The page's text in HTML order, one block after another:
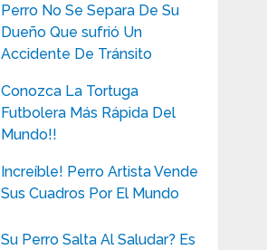
Perro No Se Separa De Su
Dueño Que sufrió Un
Accidente De Tránsito
Conozca La Tortuga
Futbolera Más Rápida Del
Mundo!!
Increíble! Perro Artista Vende
Sus Cuadros Por El Mundo
Su Perro Salta Al Saludar? Es